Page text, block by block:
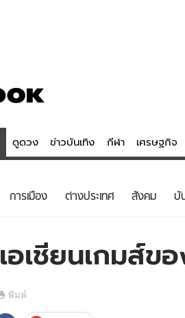
ดูดวง ข่าวบันเทิง กีฬา เศรษฐกิจ
ดูดวง - ตรวจหวย
สถิติหวยไทย
การเมือง ต่างประเทศ สังคม บั
เชียนเกมส์ข
พิมพ์